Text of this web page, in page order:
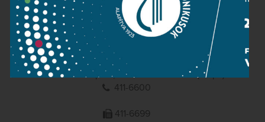
NEMZETI
FILHARMONIKUSOK
1095 Budapest, Komor Marcell u. 1. (Müpa)
411-6600
411-6699